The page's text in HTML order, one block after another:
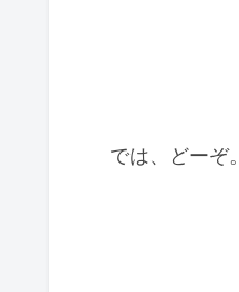
では、どーぞ。